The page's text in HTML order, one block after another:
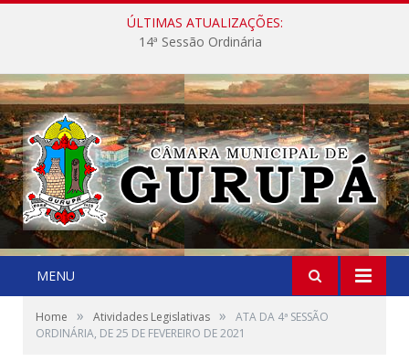
ÚLTIMAS ATUALIZAÇÕES:
14ª Sessão Ordinária
MENU
Home » Atividades Legislativas »
ATA DA 4ª SESSÃO
ORDINÁRIA, DE 25 DE FEVEREIRO DE 2021